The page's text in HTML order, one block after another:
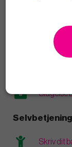
Læs
Åbenhed og
Slagelse
Skriv dit